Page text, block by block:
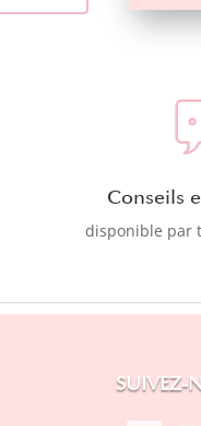
Conseils
disponible par
SUIVEZ-